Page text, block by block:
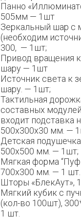
Панно
505мм — 1шт
Зеркальный шар с
(необходим
300, — 1шт;
Привод вращения
шару — 1шт
Источник света к
шару. — 1шт;
Тактильная
составных
входит подставка
500х300х30 мм. —
Детская
500х500 мм. — 1шт;
Мягкая форма
700х300 мм. — 1 шт.
Шторы «БлекАут»,
Мягкий кубик с
(кол-во 100шт),
1 шт.